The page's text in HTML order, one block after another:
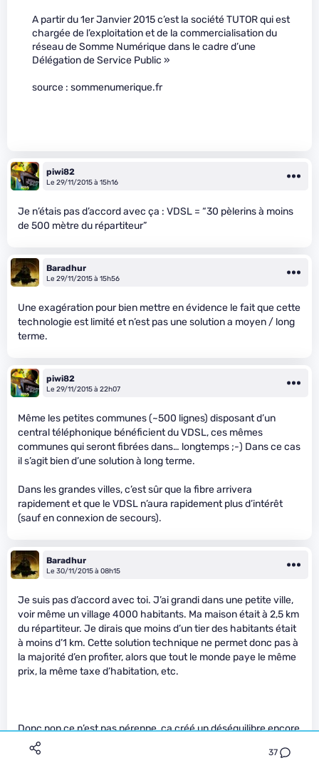
37
A partir du 1er Janvier 2015 c’est la société TUTOR qui est
chargée de l’exploitation et de la commercialisation du
réseau de Somme Numérique dans le cadre d’une
Délégation de Service Public »
source : sommenumerique.fr
piwi82
Le 29/11/2015 à 15h16
Je n’étais pas d’accord avec ça : VDSL = “30 pèlerins à moins
de 500 mètre du répartiteur”
Baradhur
Le 29/11/2015 à 15h56
Une exagération pour bien mettre en évidence le fait que cette
technologie est limité et n’est pas une solution a moyen / long
terme.
piwi82
Le 29/11/2015 à 22h07
Même les petites communes (~500 lignes) disposant d’un
central téléphonique bénéficient du VDSL, ces mêmes
communes qui seront fibrées dans… longtemps ;-) Dans ce cas
il s’agit bien d’une solution à long terme.
Dans les grandes villes, c’est sûr que la fibre arrivera
rapidement et que le VDSL n’aura rapidement plus d’intérêt
(sauf en connexion de secours).
Baradhur
Le 30/11/2015 à 08h15
Je suis pas d’accord avec toi. J’ai grandi dans une petite ville,
voir même un village 4000 habitants. Ma maison était à 2,5 km
du répartiteur. Je dirais que moins d’un tier des habitants était
à moins d’1 km. Cette solution technique ne permet donc pas à
la majorité d’en profiter, alors que tout le monde paye le même
prix, la même taxe d’habitation, etc.
Donc non ce n’est pas pérenne, ça créé un déséquilibre encore
plus fort qu’actuellement, source de conflits et de clivages,
notamment dans certains conseils municipaux auxquels j’ai pu